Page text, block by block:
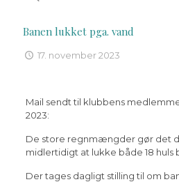
Banen lukket pga. vand
17. november 2023
Mail sendt til klubbens
2023:
De store regnmængder gør det
midlertidigt at lukke både 18 huls
Der tages dagligt stilling til om